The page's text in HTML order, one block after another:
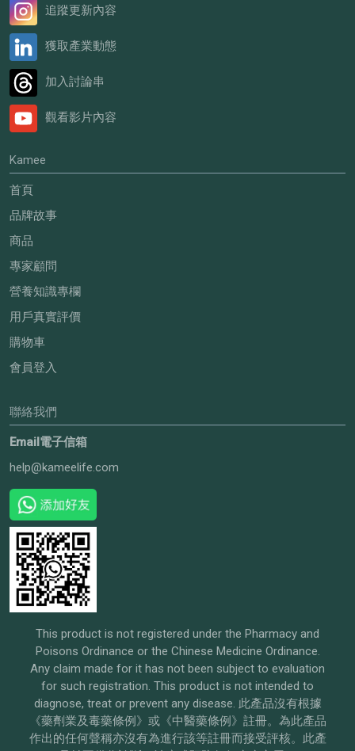
追蹤更新內容
獲取產業動態
加入討論串
觀看影片內容
Kamee
首頁
品牌故事
商品
專家顧問
營養知識專欄
用戶真實評價
購物車
會員登入
聯絡我們
Email電子信箱
help@kameelife.com
This product is not registered under the Pharmacy and
Poisons Ordinance or the Chinese Medicine Ordinance.
Any claim made for it has not been subject to evaluation
for such registration. This product is not intended to
diagnose, treat or prevent any disease. 此產品沒有根據
《藥劑業及毒藥條例》或《中醫藥條例》註冊。為此產品
作出的任何聲稱亦沒有為進行該等註冊而接受評核。此產